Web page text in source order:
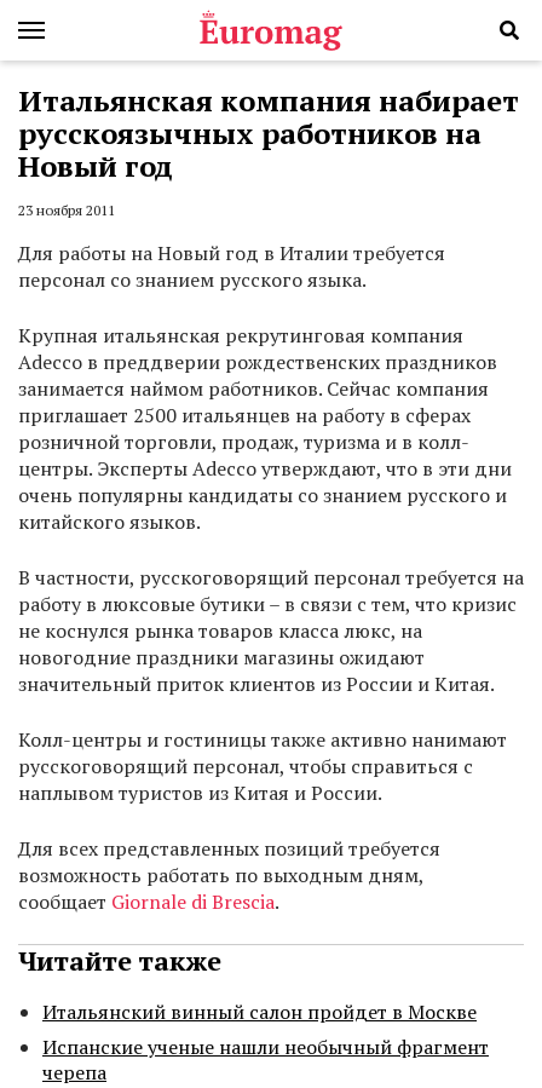
Итальянская компания набирает
русскоязычных работников на
Новый год
23 ноября 2011
Для работы на Новый год в Италии требуется
персонал со знанием русского языка.
Крупная итальянская рекрутинговая компания
Adecco в преддверии рождественских праздников
занимается наймом работников. Сейчас компания
приглашает 2500 итальянцев на работу в сферах
розничной торговли, продаж, туризма и в колл-
центры. Эксперты Adecco утверждают, что в эти дни
очень популярны кандидаты со знанием русского и
китайского языков.
В частности, русскоговорящий персонал требуется на
работу в люксовые бутики – в связи с тем, что кризис
не коснулся рынка товаров класса люкс, на
новогодние праздники магазины ожидают
значительный приток клиентов из России и Китая.
Колл-центры и гостиницы также активно нанимают
русскоговорящий персонал, чтобы справиться с
наплывом туристов из Китая и России.
Для всех представленных позиций требуется
возможность работать по выходным дням,
сообщает Giornale di Brescia.
Читайте также
Итальянский винный салон пройдет в Москве
Испанские ученые нашли необычный фрагмент
черепа